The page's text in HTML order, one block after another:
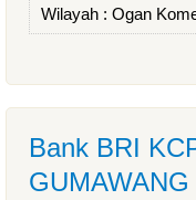
Wilayah : Ogan
Bank BRI
GUMAWANG